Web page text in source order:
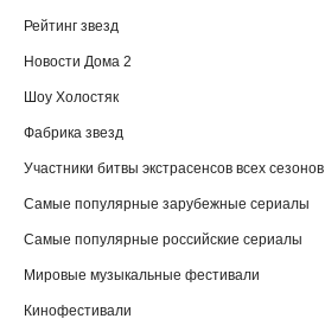
Рейтинг звезд
Новости Дома 2
Шоу Холостяк
Фабрика звезд
Участники битвы экстрасенсов всех сезонов
Самые популярные зарубежные сериалы
Самые популярные российские сериалы
Мировые музыкальные фестивали
Кинофестивали